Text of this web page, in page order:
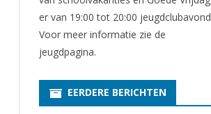
er van 19:00 tot 20:00
Voor meer informatie zie de
jeugdpagina.
EERDERE BERICHTEN